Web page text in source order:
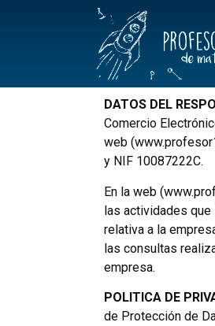
DATOS DEL
Comercio
web
y NIF 10087222C.
En la web
las actividades
relativa a la
las consultas
empresa.
POLITICA DE
de Protección de